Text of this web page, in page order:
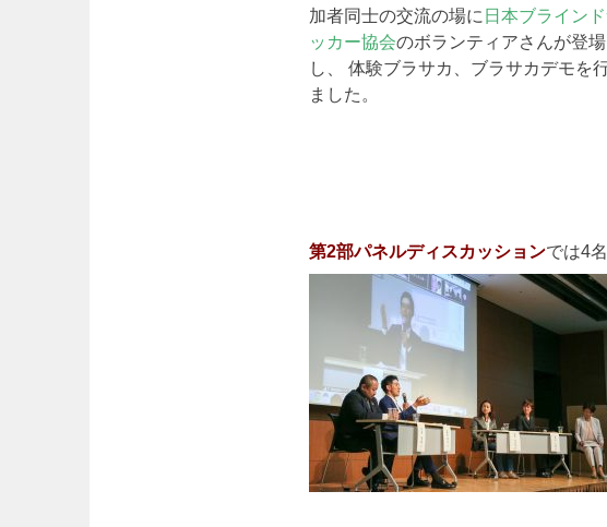
加者同士の交流の場に 日本ブライン
ッカー協会のボランティアさんが登場
し、 体験ブラサカ、ブラサカデモを
ました。
第2部パネルディスカッションでは4